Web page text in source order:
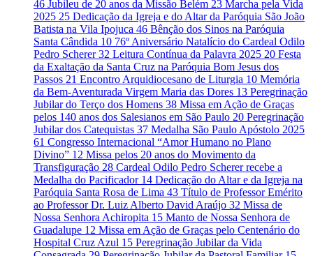
46 Jubileu de 20 anos da Missão Belém 23 Marcha pela Vida
2025 25 Dedicação da Igreja e do Altar da Paróquia São João
Batista na Vila Ipojuca 46 Bênção dos Sinos na Paróquia
Santa Cândida 10 76º Aniversário Natalício do Cardeal Odilo
Pedro Scherer32 Leitura Contínua da Palavra 2025 20 Festa
da Exaltação da Santa Cruz na Paróquia Bom Jesus dos
Passos 21 Encontro Arquidiocesano de Liturgia 10 Memória
da Bem-Aventurada Virgem Maria das Dores 13 Peregrinação
Jubilar do Terço dos Homens 38 Missa em Ação de Graças
pelos 140 anos dos Salesianos em São Paulo 20 Peregrinação
Jubilar dos Catequistas 37 Medalha São Paulo Apóstolo 2025
61 Congresso Internacional “Amor Humano no Plano
Divino” 12 Missa pelos 20 anos do Movimento da
Transfiguração 28 Cardeal Odilo Pedro Scherer recebe a
Medalha do Pacificador 14 Dedicação do Altar e da Igreja na
Paróquia Santa Rosa de Lima 43 Título de Professor Emérito
ao Professor Dr. Luiz Alberto David Araújo 32 Missa de
Nossa Senhora Achiropita 15 Manto de Nossa Senhora de
Guadalupe 12 Missa em Ação de Graças pelo Centenário do
Hospital Cruz Azul 15 Peregrinação Jubilar da Vida